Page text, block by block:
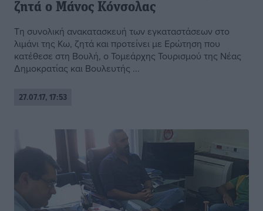
ζητά ο Μάνος Κόνσολας
Τη συνολική ανακατασκευή των εγκαταστάσεων στο
λιμάνι της Κω, ζητά και προτείνει με Ερώτηση που
κατέθεσε στη Βουλή, ο Τομεάρχης Τουρισμού της Νέας
Δημοκρατίας και Βουλευτής ...
27.07.17, 17:53